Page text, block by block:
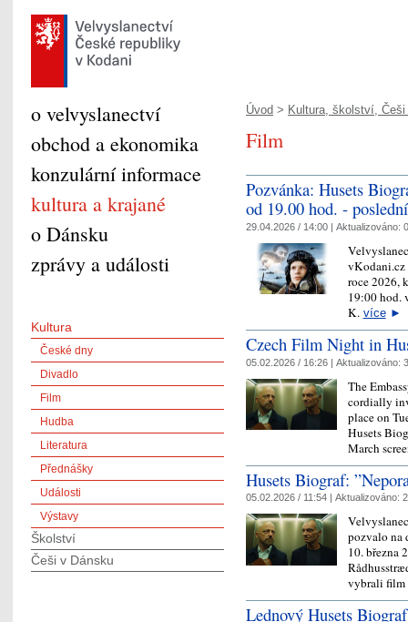
Úvod > Kultura, školství,
Film
Pozvánka: Husets
od 19.00 hod. -
29.04.2026 / 14:00 | Aktualizováno:
vKodani.cz
roce 2026,
19:00 hod.
K. více►
Czech Film Night in
05.02.2026 / 16:26 | Aktualizováno:
The
cordially
place on
Husets
March
Husets Biograf:
05.02.2026 / 11:54 | Aktualizováno:
pozvalo na
10. března
vybrali
Lednový Husets
o velvyslanectví
obchod a ekonomika
konzulární informace
kultura a krajané
o Dánsku
zprávy a události
Kultura
České dny
Divadlo
Film
Hudba
Literatura
Přednášky
Události
Výstavy
Školství
Češi v Dánsku